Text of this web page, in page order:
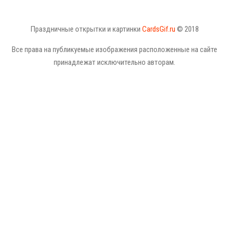
Праздничные открытки и картинки CardsGif.ru © 2018
Все права на публикуемые изображения расположенные на сайте
принадлежат исключительно авторам.